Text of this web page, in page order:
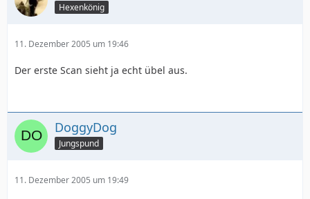
Hexenkönig
11. Dezember 2005 um 19:46
Der erste Scan sieht ja echt übel aus.
DoggyDog
Jungspund
11. Dezember 2005 um 19:49